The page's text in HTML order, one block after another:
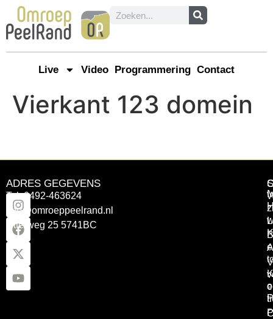
Live Video Programmering Contact
Vierkant 123 domein
ADRES GEGEVENS
Tel: 0492-463624
info@omroeppeelrand.nl
Otterweg 25 5741BC